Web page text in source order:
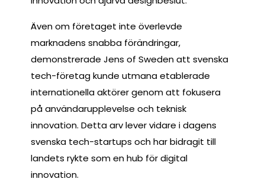
Även om företaget inte överlevde
marknadens snabba förändringar,
demonstrerade Jens of Sweden att svenska
tech-företag kunde utmana etablerade
internationella aktörer genom att fokusera
på användarupplevelse och teknisk
innovation. Detta arv lever vidare i dagens
svenska tech-startups och har bidragit till
landets rykte som en hub för digital
innovation.